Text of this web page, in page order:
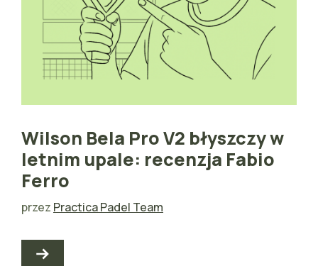
Wilson Bela Pro V2 błyszczy w
letnim upale: recenzja Fabio
Ferro
przez Practica Padel Team